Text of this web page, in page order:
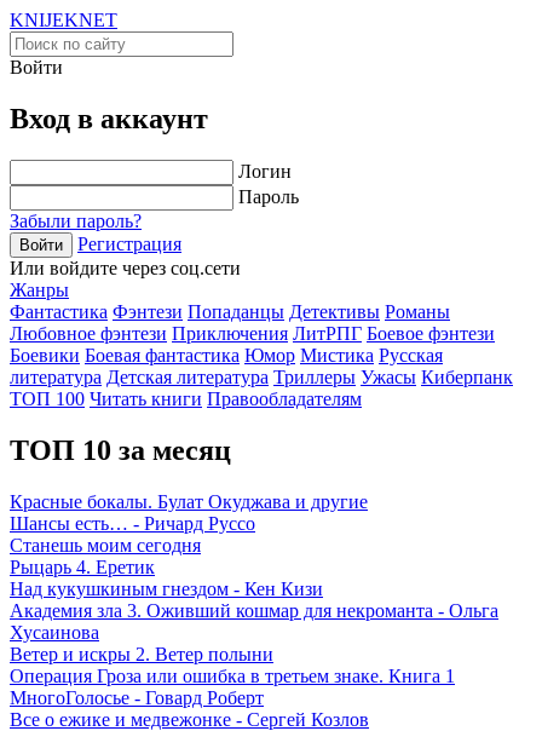
KNIJEKNET
Войти
Вход в аккаунт
Логин
Пароль
Забыли пароль?
Войти
Регистрация
Или войдите через соц.сети
Жанры
Фантастика Фэнтези Попаданцы Детективы Романы
Любовное фэнтези Приключения ЛитРПГ Боевое фэнтези
Боевики Боевая фантастика Юмор Мистика Русская
литература Детская литература Триллеры Ужасы Киберпанк
ТОП 100 Читать книги Правообладателям
ТОП 10 за месяц
Красные бокалы. Булат Окуджава и другие
Шансы есть… - Ричард Руссо
Станешь моим сегодня
Рыцарь 4. Еретик
Над кукушкиным гнездом - Кен Кизи
Академия зла 3. Оживший кошмар для некроманта - Ольга
Хусаинова
Ветер и искры 2. Ветер полыни
Операция Гроза или ошибка в третьем знаке. Книга 1
МногоГолосье - Говард Роберт
Все о ежике и медвежонке - Сергей Козлов